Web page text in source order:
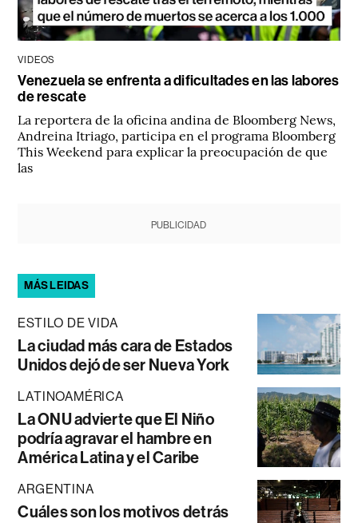
VIDEOS
Venezuela se enfrenta a dificultades en las labores
de rescate
La reportera de la oficina andina de Bloomberg News,
Andreina Itriago, participa en el programa Bloomberg
This Weekend para explicar la preocupación de que
las
PUBLICIDAD
MÁS LEIDAS
ESTILO DE VIDA
La ciudad más cara de Estados
Unidos dejó de ser Nueva York
LATINOAMÉRICA
La ONU advierte que El Niño
podría agravar el hambre en
América Latina y el Caribe
ARGENTINA
Cuáles son los motivos detrás